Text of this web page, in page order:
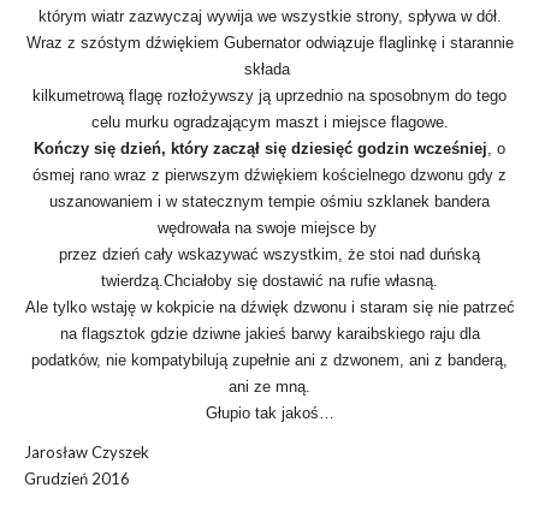
którym wiatr zazwyczaj wywija we wszystkie strony, spływa w dół.
Wraz z szóstym dźwiękiem Gubernator odwiązuje flaglinkę i starannie
składa
kilkumetrową flagę rozłożywszy ją uprzednio na sposobnym do tego
celu murku ogradzającym maszt i miejsce flagowe.
Kończy się dzień, który zaczął się dziesięć godzin wcześniej, o
ósmej rano wraz z pierwszym dźwiękiem kościelnego dzwonu gdy z
uszanowaniem i w statecznym tempie ośmiu szklanek bandera
wędrowała na swoje miejsce by
przez dzień cały wskazywać wszystkim, że stoi nad duńską
twierdzą.Chciałoby się dostawić na rufie własną.
Ale tylko wstaję w kokpicie na dźwięk dzwonu i staram się nie patrzeć
na flagsztok gdzie dziwne jakieś barwy karaibskiego raju dla
podatków, nie kompatybilują zupełnie ani z dzwonem, ani z banderą,
ani ze mną.
Głupio tak jakoś…
Jarosław Czyszek
Grudzień 2016